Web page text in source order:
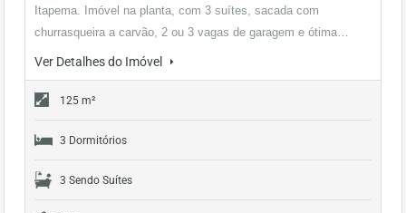
Itapema. Imóvel na planta, com 3 suítes, sacada com
churrasqueira a carvão, 2 ou 3 vagas de garagem e ótima…
Ver Detalhes do Imóvel
125 m²
3 Dormitórios
3 Sendo Suítes